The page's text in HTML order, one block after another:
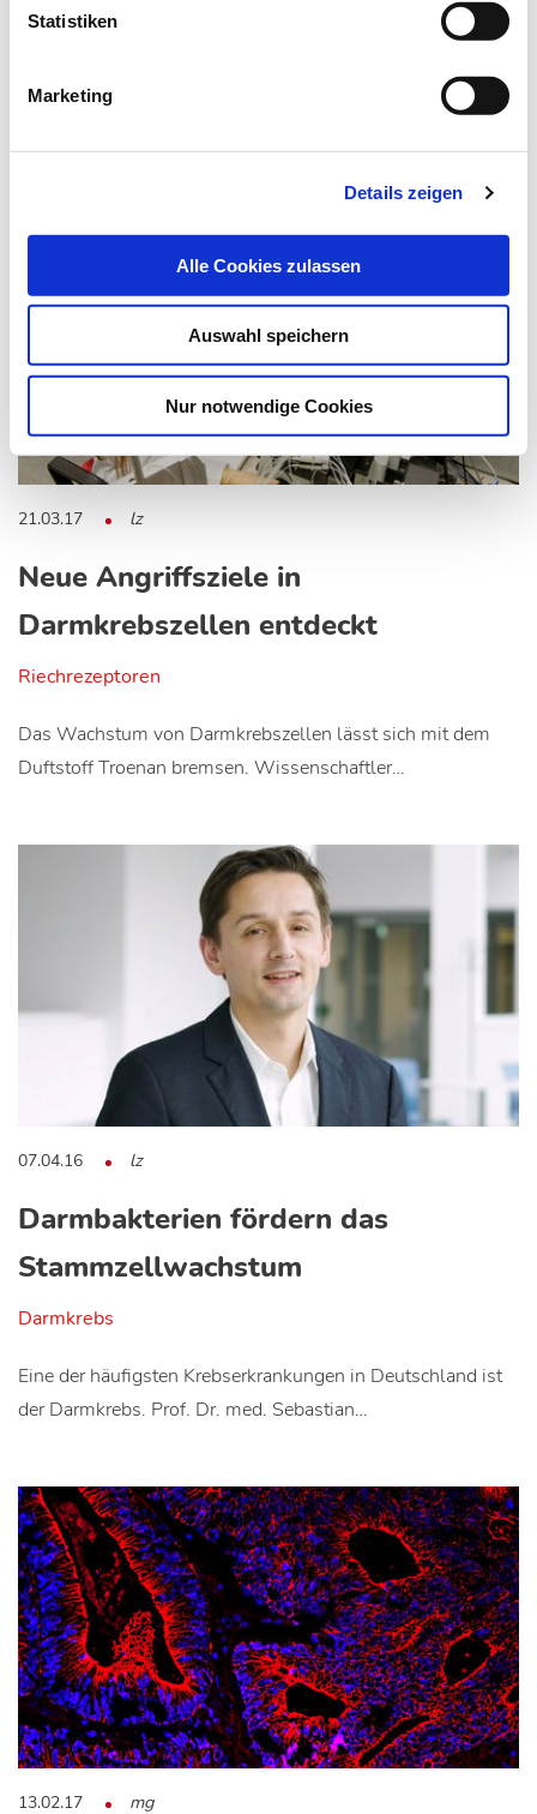
Statistiken
Marketing
Details zeigen
Alle Cookies zulassen
Auswahl speichern
Nur notwendige Cookies
Zellsortierung mit Licht
Im Blut zirkulierende Zellen sowie Biomoleküle sind Träger
21.03.17 lz
Neue Angriffsziele in
Darmkrebszellen entdeckt
Riechrezeptoren
Das Wachstum von Darmkrebszellen lässt sich mit dem
Duftstoff Troenan bremsen. Wissenschaftler…
07.04.16 lz
Darmbakterien fördern das
Stammzellwachstum
Darmkrebs
Eine der häufigsten Krebserkrankungen in Deutschland ist
der Darmkrebs. Prof. Dr. med. Sebastian…
13.02.17 mg